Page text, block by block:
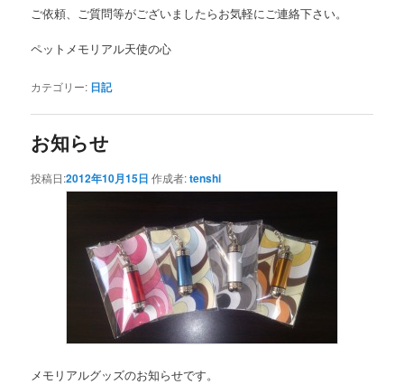
ご依頼、ご質問等がございましたらお気軽にご連絡下さい。
ペットメモリアル天使の心
カテゴリー: 日記
お知らせ
投稿日:2012年10月15日 作成者:tenshi
メモリアルグッズのお知らせです。